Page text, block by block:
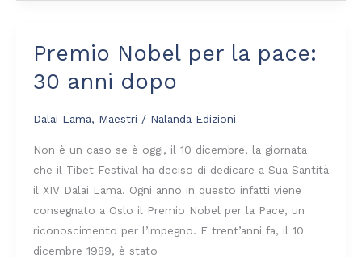
Premio Nobel per la pace:
30 anni dopo
Dalai Lama, Maestri / Nalanda Edizioni
Non è un caso se è oggi, il 10 dicembre, la giornata
che il Tibet Festival ha deciso di dedicare a Sua Santità
il XIV Dalai Lama. Ogni anno in questo infatti viene
consegnato a Oslo il Premio Nobel per la Pace, un
riconoscimento per l’impegno. E trent’anni fa, il 10
dicembre 1989, è stato
Premio
per
30
anni
dopo